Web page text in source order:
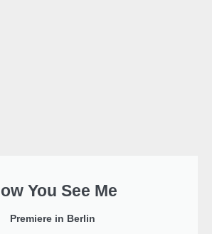
You See Me
Premiere in Berlin